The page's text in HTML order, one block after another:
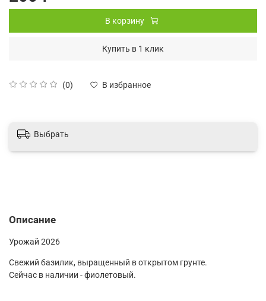
(0) В избранное
В корзину
Купить в 1 клик
Выбрать
Описание
Урожай 2026
Свежий базилик, выращенный в открытом грунте.
Сейчас в наличии - фиолетовый.